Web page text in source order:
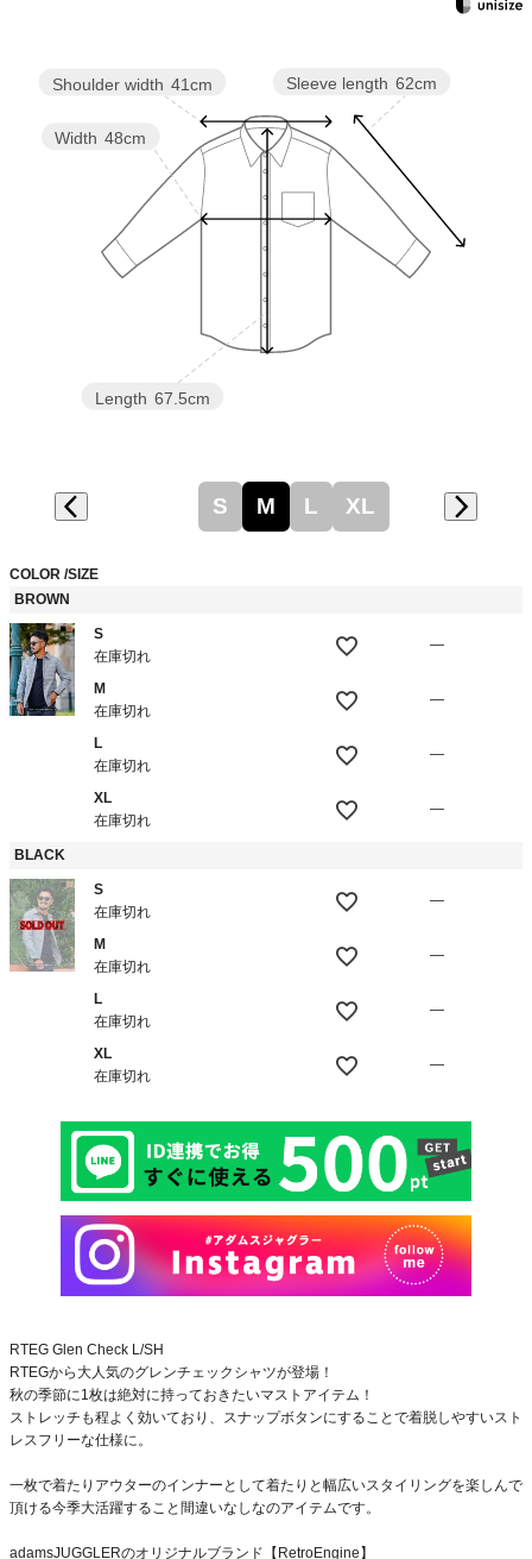
Sleeve length 62cm
Length 67.5cm
Width 48cm
Shoulder width 41cm
S M L XL
COLOR SIZE
BROWN
S
在庫切れ
—
M
在庫切れ
—
L
在庫切れ
—
XL
在庫切れ
—
BLACK
S
在庫切れ
—
M
在庫切れ
—
L
在庫切れ
—
XL
在庫切れ
—
RTEG Glen Check L/SH
RTEGから大人気のグレンチェックシャツが登場！
秋の季節に1枚は絶対に持っておきたいマストアイテム！
ストレッチも程よく効いており、スナップボタンにすることで着脱しやすいスト
レスフリーな仕様に。
一枚で着たりアウターのインナーとして着たりと幅広いスタイリングを楽しんで
頂ける今季大活躍すること間違いなしなのアイテムです。
adamsJUGGLERのオリジナルブランド【RetroEngine】